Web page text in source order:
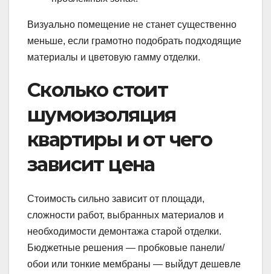
Визуально помещение не станет существенно
меньше, если грамотно подобрать подходящие
материалы и цветовую гамму отделки.
Сколько стоит
шумоизоляция
квартиры и от чего
зависит цена
Стоимость сильно зависит от площади,
сложности работ, выбранных материалов и
необходимости демонтажа старой отделки.
Бюджетные решения — пробковые панели/
обои или тонкие мембраны — выйдут дешевле